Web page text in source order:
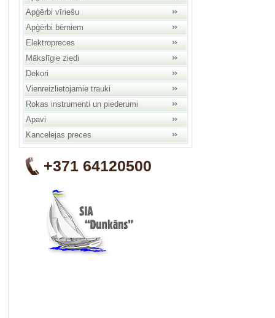
Apģērbi vīriešu
Apģērbi bērniem
Elektropreces
Mākslīgie ziedi
Dekori
Vienreizlietojamie trauki
Rokas instrumenti un piederumi
Apavi
Kancelejas preces
+371 64120500